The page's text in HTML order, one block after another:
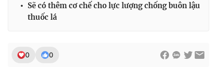
VTV4 Vươn mình bằng AI
Sẽ có thêm cơ chế cho lực lượng chống buôn lậu
thuốc lá
0 0